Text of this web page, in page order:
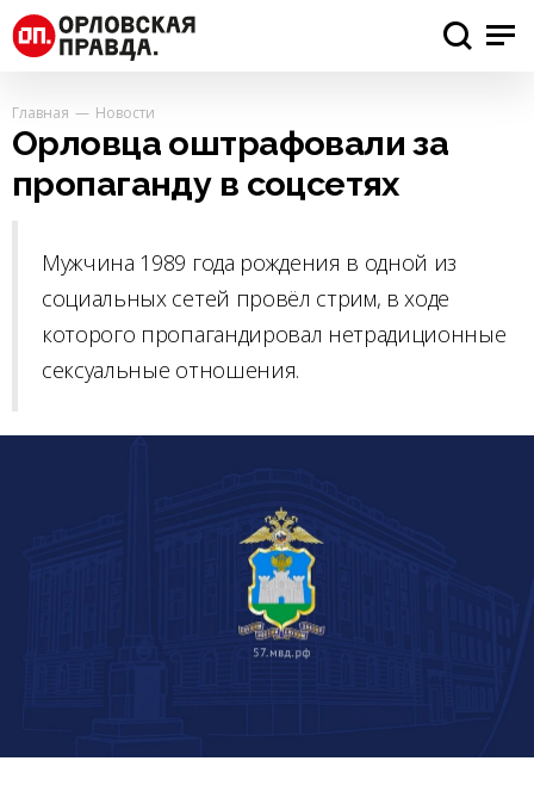
Главная Новости
Орловца оштрафовали за
пропаганду в соцсетях
Мужчина 1989 года рождения в одной из
социальных сетей провёл стрим, в ходе
которого пропагандировал нетрадиционные
сексуальные отношения.